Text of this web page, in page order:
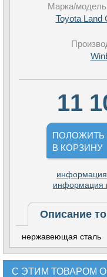
Марка/
Toyota Land
11
ПОЛОЖИТЬ
В КОРЗИНУ
информация
Описание
нержавеющая сталь
С ЭТИМ ТОВАРОМ